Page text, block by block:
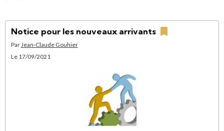
Notice pour les nouveaux arrivants
Par Jean-Claude Gouhier
Le 17/09/2021